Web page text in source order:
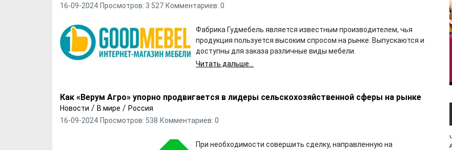
16-09-2024 Просмотров: 3 527 Комментариев: 0
Фабрика Гудмебель является известным производителем, чья
продукция пользуется высоким спросом на рынке. Выпускаются и
доступны для заказа различные виды мебели.
Читать дальше...
Как «Верум Агро» упорно продвигается в лидеры сельскохозяйственной сферы на рынке
Новости / В мире / Россия
16-09-2024 Просмотров: 538 Комментариев: 0
При необходимости совершить сделку, направленную на
Х. Гапураев. Капкан
для Зелимхана (Отр.
ЧЕЧНЯ. А. Тугузов.
"Зелимхан"
(Отрывок)
ЧЕЧНЯ. Обарг Варин
илли
ЧЕЧНЯ. Хьаьжин